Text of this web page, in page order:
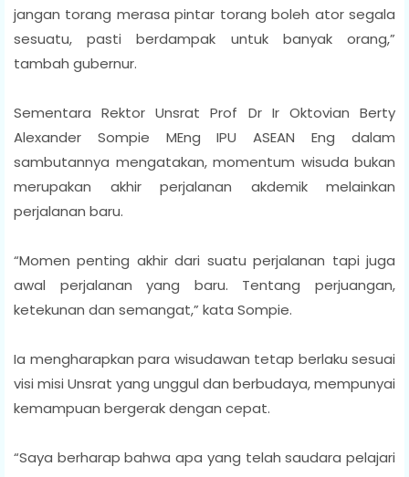
jangan torang merasa pintar torang boleh ator segala
sesuatu, pasti berdampak untuk banyak orang,”
tambah gubernur.
Sementara Rektor Unsrat Prof Dr Ir Oktovian Berty
Alexander Sompie MEng IPU ASEAN Eng dalam
sambutannya mengatakan, momentum wisuda bukan
merupakan akhir perjalanan akdemik melainkan
perjalanan baru.
“Momen penting akhir dari suatu perjalanan tapi juga
awal perjalanan yang baru. Tentang perjuangan,
ketekunan dan semangat,” kata Sompie.
Ia mengharapkan para wisudawan tetap berlaku sesuai
visi misi Unsrat yang unggul dan berbudaya, mempunyai
kemampuan bergerak dengan cepat.
“Saya berharap bahwa apa yang telah saudara pelajari